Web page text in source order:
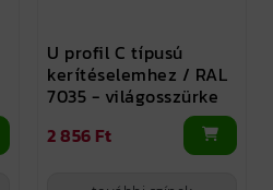
U profil C típusú
kerítéselemhez / RAL
7035 - világosszürke
2 856 Ft